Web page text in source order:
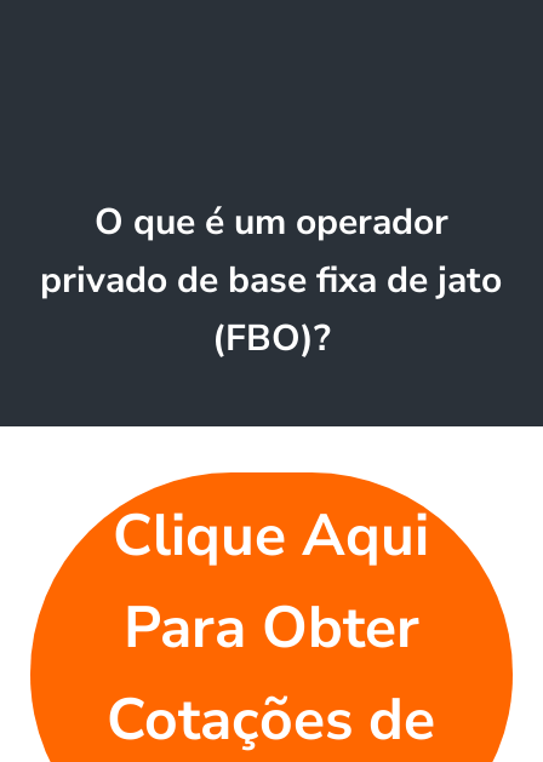
O que é um operador
privado de base fixa de jato
(FBO)?
Clique Aqui
Para Obter
Cotações de